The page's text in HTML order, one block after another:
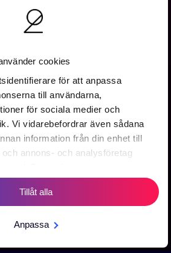
cookies
för att anpassa
till användarna,
för sociala medier och
Vi vidarebefordrar även sådana
information från din enhet till
annons- och analysföretag
med annan information
eller som de har samlat in
Tillåt alla
Anpassa